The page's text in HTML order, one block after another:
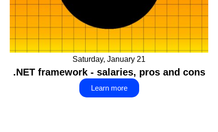
Saturday, January 21
.NET framework - salaries, pros and cons
Learn more